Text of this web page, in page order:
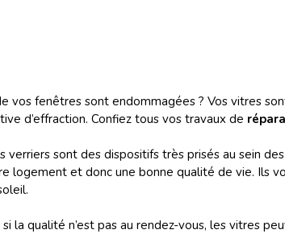
vos fenêtres sont endommagées ? Vos vitres
d’effraction. Confiez tous vos travaux de
verriers sont des dispositifs très prisés au sein
logement et donc une bonne qualité de vie. Ils
la qualité n’est pas au rendez-vous, les vitres